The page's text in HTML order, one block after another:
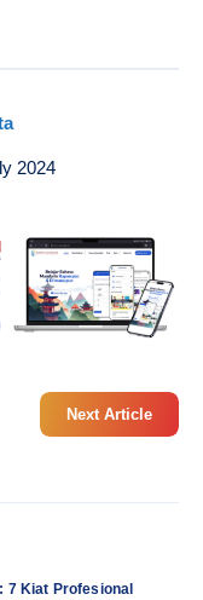
2024
Next Article
7 Kiat Profesional